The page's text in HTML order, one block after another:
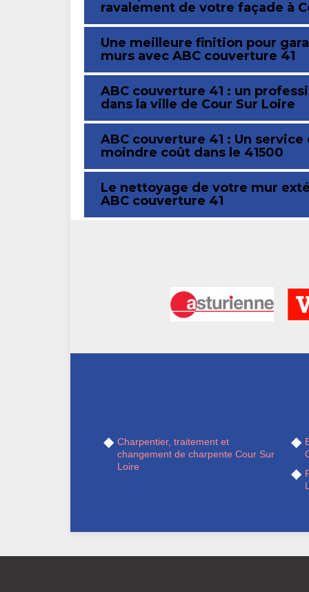
ravalement de votre façade à
Une meilleure finition pour
murs avec ABC couverture 41
ABC couverture 41 : un
dans la ville de Cour Sur Loire
ABC couverture 41 : Un
moindre coût dans le 41500
Le nettoyage de votre mur
ABC couverture 41
Charpentier, traitement et
changement de charpente Cour Sur
Loire